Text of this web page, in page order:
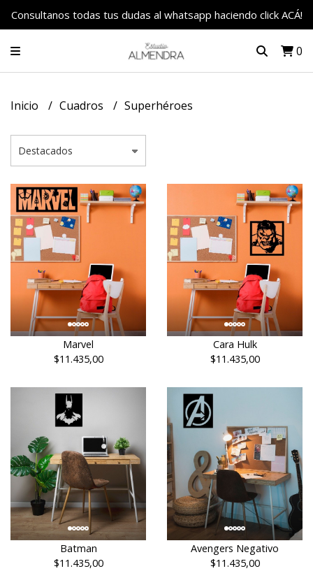
Consultanos todas tus dudas al whatsapp haciendo click ACÁ!
0
Inicio Cuadros Superhéroes
Marvel
$11.435,00
Cara Hulk
$11.435,00
Batman
$11.435,00
Avengers Negativo
$11.435,00